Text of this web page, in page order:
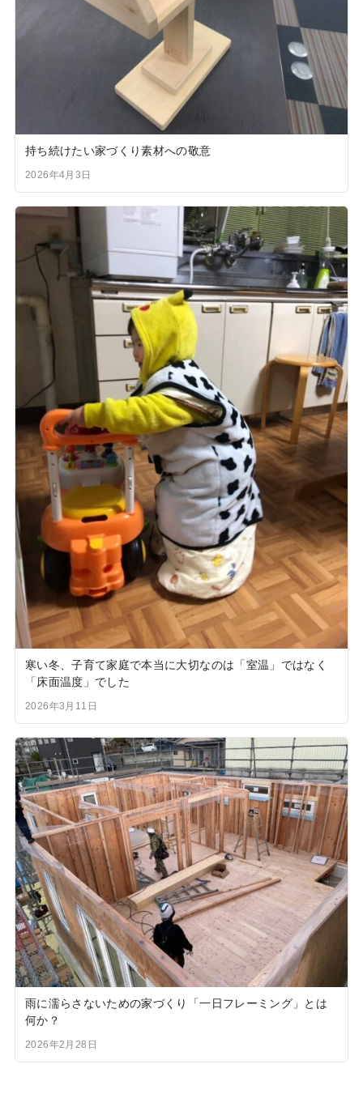
持ち続けたい家づくり素材への敬意
2026年4月3日
寒い冬、子育て家庭で本当に大切なのは「室温」ではなく
「床面温度」でした
2026年3月11日
雨に濡らさないための家づくり「一日フレーミング」とは
何か？
2026年2月28日